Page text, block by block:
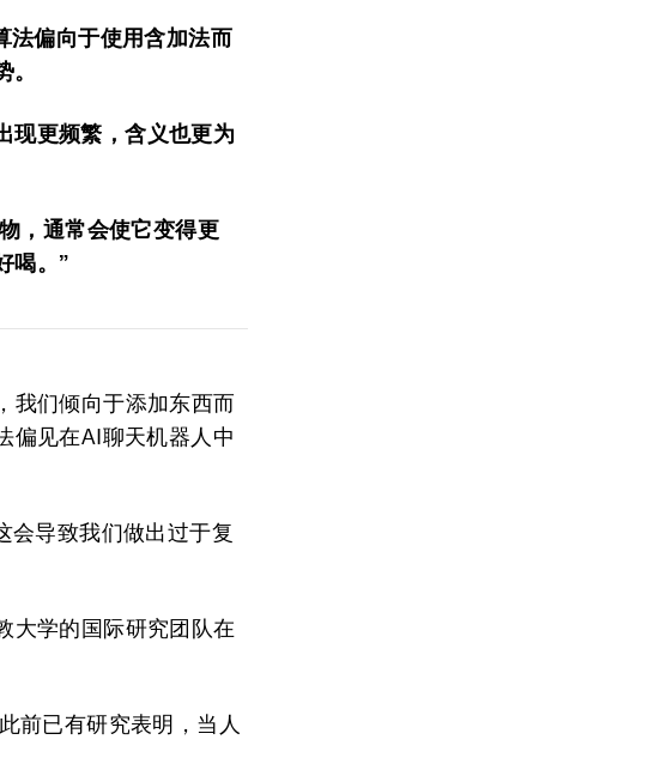
法偏向于使用含加法而
现更频繁，含义也更为
，通常会使它变得更
喝。”
我们倾向于添加东西而
偏见在AI聊天机器人中
会导致我们做出过于复
大学的国际研究团队在
前已有研究表明，当人